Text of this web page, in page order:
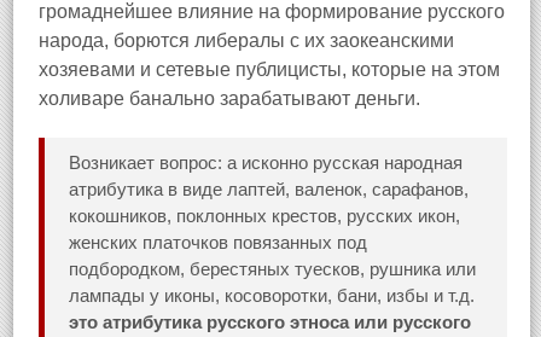
громаднейшее влияние на формирование русского
народа, борются либералы с их заокеанскими
хозяевами и сетевые публицисты, которые на этом
холиваре банально зарабатывают деньги.
Возникает вопрос: а исконно русская народная
атрибутика в виде лаптей, валенок, сарафанов,
кокошников, поклонных крестов, русских икон,
женских платочков повязанных под
подбородком, берестяных туесков, рушника или
лампады у иконы, косоворотки, бани, избы и т.д.
это атрибутика русского этноса или русского